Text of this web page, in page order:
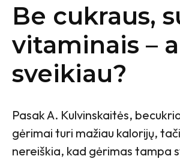
Be cukraus,
vitaminais –
sveikiau?
Pasak A. Kulvinskaitės,
gėrimai turi mažiau kalorijų,
nereiškia, kad gėrimas tampa